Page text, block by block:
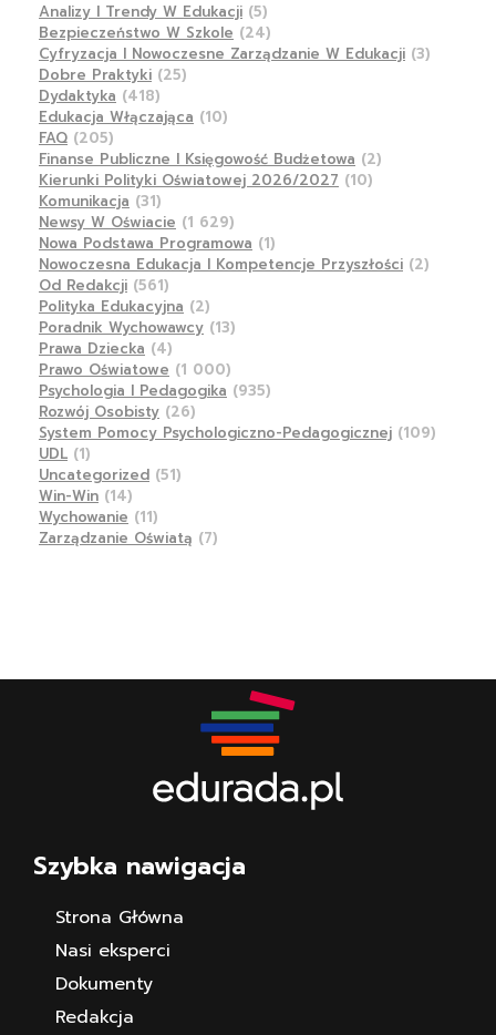
Analizy I Trendy W Edukacji (5)
Bezpieczeństwo W Szkole (24)
Cyfryzacja I Nowoczesne Zarządzanie W Edukacji (3)
Dobre Praktyki (25)
Dydaktyka (418)
Edukacja Włączająca (10)
FAQ (205)
Finanse Publiczne I Księgowość Budżetowa (2)
Kierunki Polityki Oświatowej 2026/2027 (10)
Komunikacja (31)
Newsy W Oświacie (1 629)
Nowa Podstawa Programowa (1)
Nowoczesna Edukacja I Kompetencje Przyszłości (2)
Od Redakcji (561)
Polityka Edukacyjna (2)
Poradnik Wychowawcy (13)
Prawa Dziecka (4)
Prawo Oświatowe (1 000)
Psychologia I Pedagogika (935)
Rozwój Osobisty (26)
System Pomocy Psychologiczno-Pedagogicznej (109)
UDL (1)
Uncategorized (51)
Win-Win (14)
Wychowanie (11)
Zarządzanie Oświatą (7)
Szybka nawigacja
Strona Główna
Nasi eksperci
Dokumenty
Redakcja